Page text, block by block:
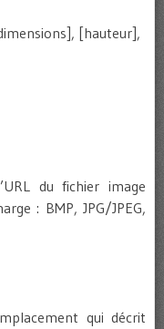
[hauteur],
du fichier image
: BMP, JPG/JPEG,
qui décrit